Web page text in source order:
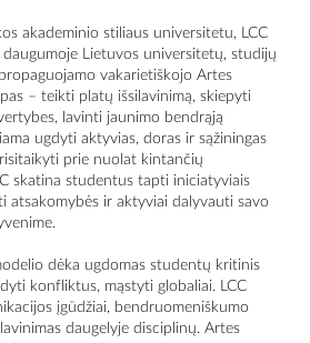
akademinio stiliaus universitetu, LCC
Lietuvos universitetų, studijų
vakarietiškojo Artes
– teikti platų išsilavinimą, skiepyti
lavinti jaunimo bendrąją
ugdyti aktyvias, doras ir sąžiningas
prie nuolat kintančių
skatina studentus tapti iniciatyviais
atsakomybės ir aktyviai dalyvauti savo
dėka ugdomas studentų kritinis
konfliktus, mąstyti globaliai. LCC
įgūdžiai, bendruomeniškumo
daugelyje disciplinų. Artes